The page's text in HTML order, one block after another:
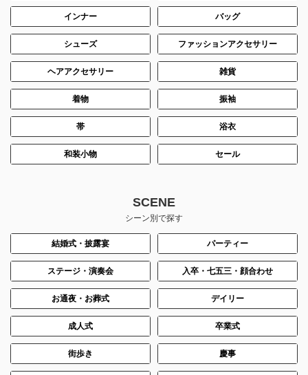
身長：164cm 身長：154cm
身長：157cm 身長：160cm
インナー バッグ
シューズ ファッションアクセサリー
ヘアアクセサリー 雑貨
着物 振袖
帯 浴衣
和装小物 セール
SCENE
シーン別で探す
結婚式・披露宴 パーティー
ステージ・演奏会 入卒・七五三・顔合わせ
お通夜・お葬式 デイリー
成人式 卒業式
街歩き 慶事